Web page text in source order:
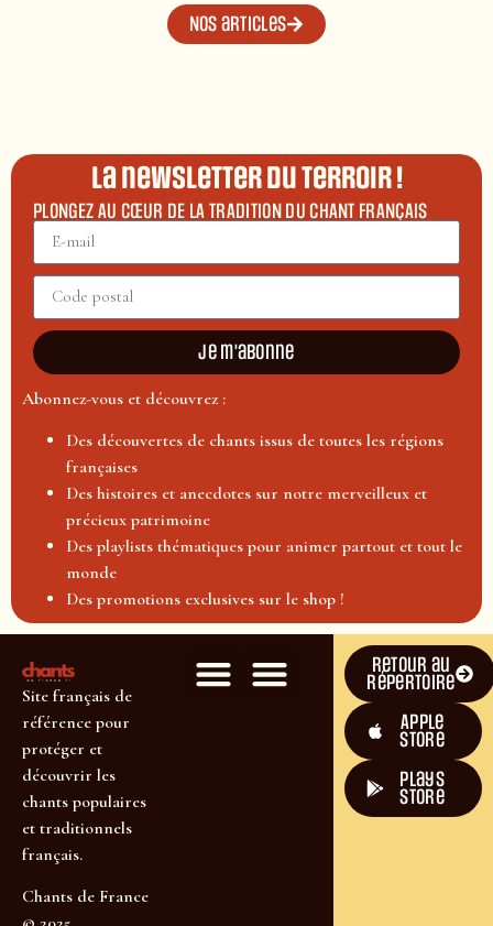
Nos articles
La newsletter du terroir !
PLONGEZ AU CŒUR DE LA TRADITION DU CHANT FRANÇAIS
Je m'abonne
Abonnez-vous et découvrez :
Des découvertes de chants issus de toutes les régions
françaises
Des histoires et anecdotes sur notre merveilleux et
précieux patrimoine
Des playlists thématiques pour animer partout et tout le
monde
Des promotions exclusives sur le shop !
Site français de
référence pour
protéger et
découvrir les
chants populaires
et traditionnels
français.
Chants de France
Retour au
répertoire
Apple
Store
plays
store